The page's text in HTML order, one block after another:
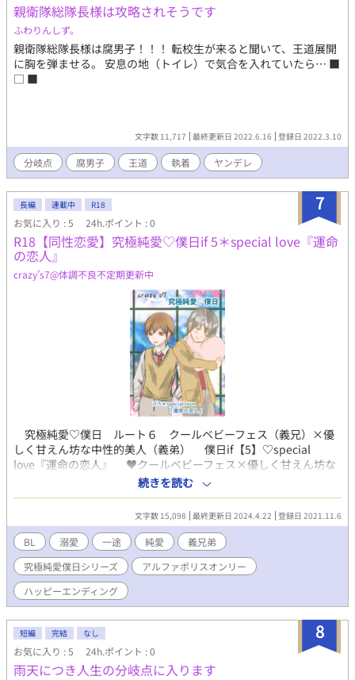
親衛隊総隊長様は攻略されそうです
ふわりんしず。
親衛隊総隊長様は腐男子！！！ 転校生が来ると聞いて、王道展開
に胸を弾ませる。 安息の地（トイレ）で気合を入れていたら… ■
□ ■
文字数 11,717 最終更新日 2022.6.16 登録日 2022.3.10
分岐点 腐男子 王道 執着 ヤンデレ
7
長編 連載中 R18
お気に入り : 5 24h.ポイント : 0
R18【同性恋愛】究極純愛♡僕日if 5＊special love『運命
の恋人』
crazy’s7@体調不良不定期更新中
究極純愛♡僕日 ルート６ クールベビーフェス（義兄）×優
しく甘えん坊な中性的美人（義弟） 僕日if【5】♡special
love『運命の恋人』 ♥️クールベビーフェス×優しく甘えん坊な
中性的美人 僕日共通設定＊同性婚可能な時代が舞台 ♡僕日シ
リーズの究極の愛の形。 ■あらすじ■ たどり着いた久隆の最後
の分岐点。母を喪った三つの時の葬儀で、父は運命の恋人と再会
する。 大崎一族の男児と姫川一族の男児は代々惹かれあいなが
らも結ばれない運命だと伝えられてきた。父もまた引き裂かれた
うちの一人である。その策略を行ったのが運命の恋人”姫川 真
咲”の妻であった。その事実を知った真咲は、久隆の父の妻の葬儀
で真実を告げる。 失った時間【とき】を取り戻す為、真咲は妻
と離婚し久隆たちと生活を共にする道を選んだ。久隆は真咲と共
になるとは考えもしなかったが、とても仲が良くいつでも一緒の
二人は何時しか互いに恋をしていることに気付き始めるのだっ
た。
続きを読む
文字数 15,098 最終更新日 2024.4.22 登録日 2021.11.6
BL 溺愛 一途 純愛
義兄弟
究極純愛僕日シリーズ
アルファポリスオンリー
ハッピーエンディング
8
短編 完結 なし
お気に入り : 5 24h.ポイント : 0
雨天につき人生の分岐点に入ります